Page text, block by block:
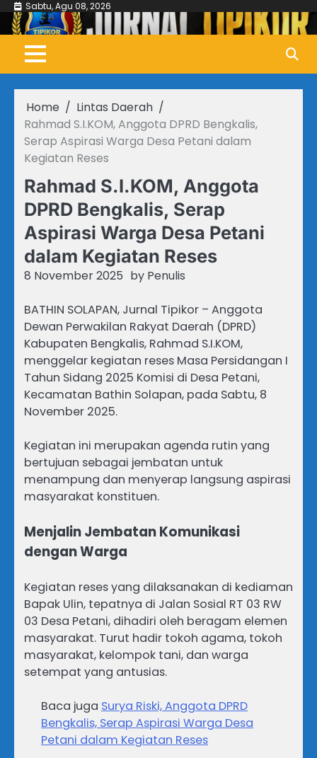
Skip
content
Sabtu, Agu 08, 2026
Home
Lintas Daerah
Rahmad S.I.KOM, Anggota DPRD Bengkalis,
Serap Aspirasi Warga Desa Petani dalam
Kegiatan Reses
Rahmad S.I.KOM, Anggota
DPRD Bengkalis, Serap
Aspirasi Warga Desa Petani
dalam Kegiatan Reses
8 November 2025 by Penulis
BATHIN SOLAPAN, Jurnal Tipikor – Anggota
Dewan Perwakilan Rakyat Daerah (DPRD)
Kabupaten Bengkalis, Rahmad S.I.KOM,
menggelar kegiatan reses Masa Persidangan I
Tahun Sidang 2025 Komisi di Desa Petani,
Kecamatan Bathin Solapan, pada Sabtu, 8
November 2025.
Kegiatan ini merupakan agenda rutin yang
bertujuan sebagai jembatan untuk
menampung dan menyerap langsung aspirasi
masyarakat konstituen.
Menjalin Jembatan Komunikasi
dengan Warga
Kegiatan reses yang dilaksanakan di kediaman
Bapak Ulin, tepatnya di Jalan Sosial RT 03 RW
03 Desa Petani, dihadiri oleh beragam elemen
masyarakat. Turut hadir tokoh agama, tokoh
masyarakat, kelompok tani, dan warga
setempat yang antusias.
Baca juga Surya Riski, Anggota DPRD
Bengkalis, Serap Aspirasi Warga Desa
Petani dalam Kegiatan Reses